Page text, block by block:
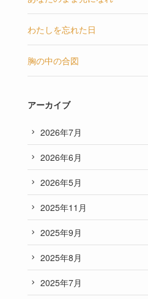
わたしを忘れた日
胸の中の合図
アーカイブ
2026年7月
2026年6月
2026年5月
2025年11月
2025年9月
2025年8月
2025年7月